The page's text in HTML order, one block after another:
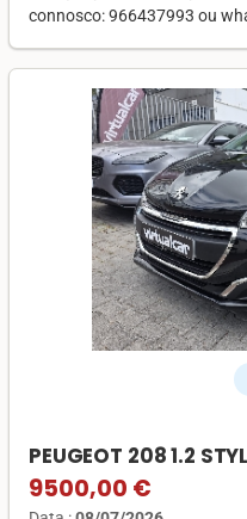
connosco: 966437993 ou
PEUGEOT 208 1.2
9500,00 €